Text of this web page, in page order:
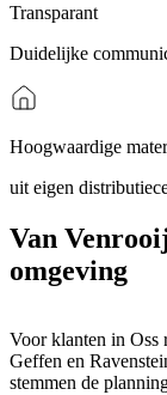
Transparant
Duidelijke
Hoogwaardige
uit eigen
Van
omgeving
Voor klanten in Oss
Geffen en
stemmen de